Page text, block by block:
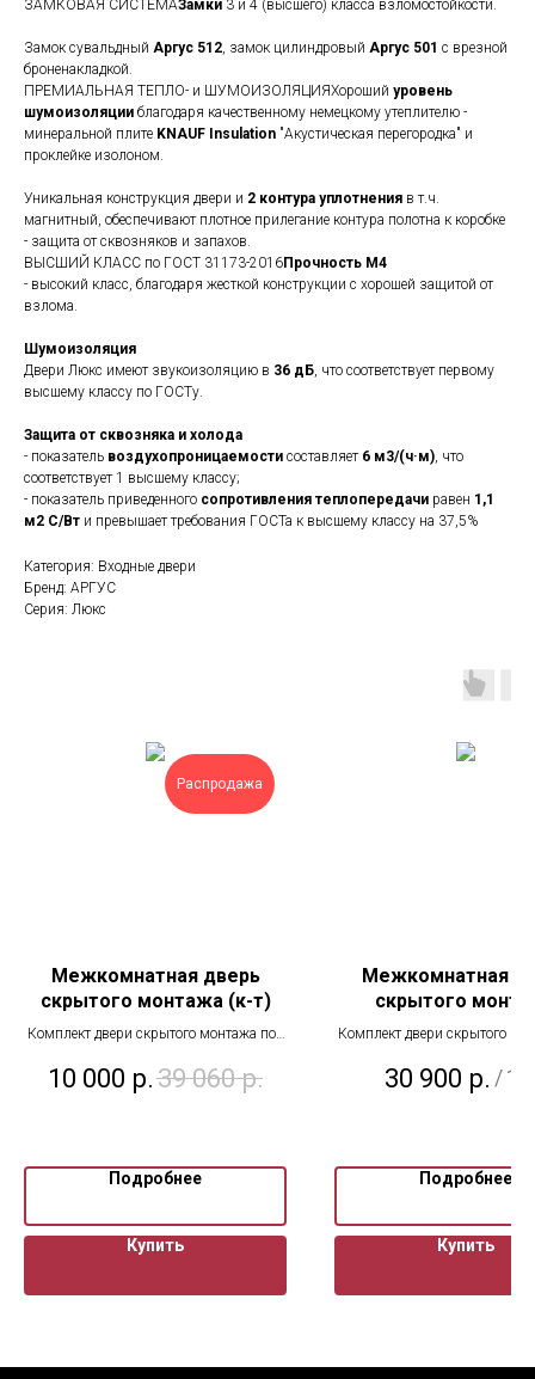
ЗАМКОВАЯ СИСТЕМАЗамки 3 и 4 (высшего) класса взломостойкости.
Замок сувальдный Аргус 512, замок цилиндровый Аргус 501 с врезной
броненакладкой.
ПРЕМИАЛЬНАЯ ТЕПЛО- и ШУМОИЗОЛЯЦИЯХороший уровень
шумоизоляции благодаря качественному немецкому утеплителю -
минеральной плите KNAUF Insulation "Акустическая перегородка" и
проклейке изолоном.
Уникальная конструкция двери и 2 контура уплотнения в т.ч.
магнитный, обеспечивают плотное прилегание контура полотна к коробке
- защита от сквозняков и запахов.
ВЫСШИЙ КЛАСС по ГОСТ 31173-2016Прочность М4
- высокий класс, благодаря жесткой конструкции с хорошей защитой от
взлома.
Шумоизоляция
Двери Люкс имеют звукоизоляцию в 36 дБ, что соответствует первому
высшему классу по ГОСТу.
Защита от сквозняка и холода
- показатель воздухопроницаемости составляет 6 м3/(ч·м), что
соответствует 1 высшему классу;
- показатель приведенного сопротивления теплопередачи равен 1,1
м2 С/Вт и превышает требования ГОСТа к высшему классу на 37,5%
Категория: Входные двери
Бренд: АРГУС
Серия: Люкс
Распродажа
Межкомнатная дверь
скрытого монтажа (к-т)
Комплект двери скрытого монтажа под
образец
10 000 р.39 060 р.
Подробнее
Купить
Межкомнатная
скрытого
Комплект двери скрытого
алюминий
30 900 р. / 1
Подробнее
Купить